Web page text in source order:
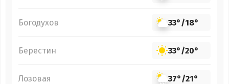
Богодухов 33°/18°
Берестин 33°/20°
Лозовая 37°/21°